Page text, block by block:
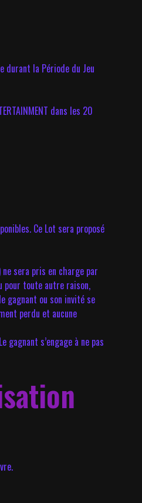
durant la Période du Jeu
dans les 20
Ce Lot sera proposé
sera pris en charge par
pour toute autre raison,
gagnant ou son invité se
perdu et aucune
s’engage à ne pas